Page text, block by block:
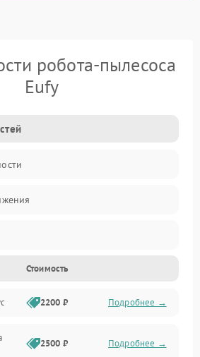
робота-пылесоса
Eufy
обеспечения
Стоимость
2200 ₽ Подробнее →
2500 ₽ Подробнее →